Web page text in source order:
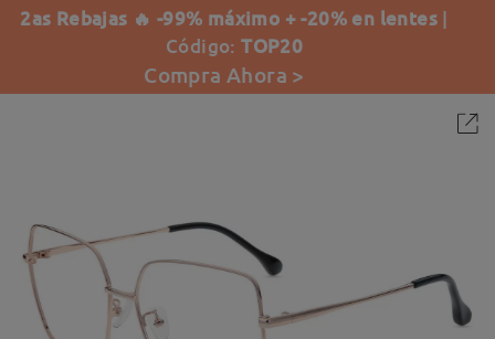
2as Rebajas 🔥 -99% máximo + -20% en lentes |
Código:TOP20
Compra Ahora >